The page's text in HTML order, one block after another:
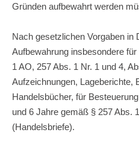
Gründen aufbewahrt werden
Nach gesetzlichen Vorgaben in
Aufbewahrung insbesondere
1 AO, 257 Abs. 1 Nr. 1 und 4,
Aufzeichnungen, Lageberichte,
Handelsbücher, für
und 6 Jahre gemäß § 257 Abs.
(Handelsbriefe).